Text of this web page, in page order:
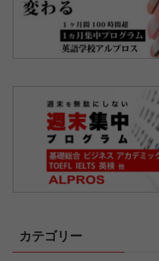
カテゴリー